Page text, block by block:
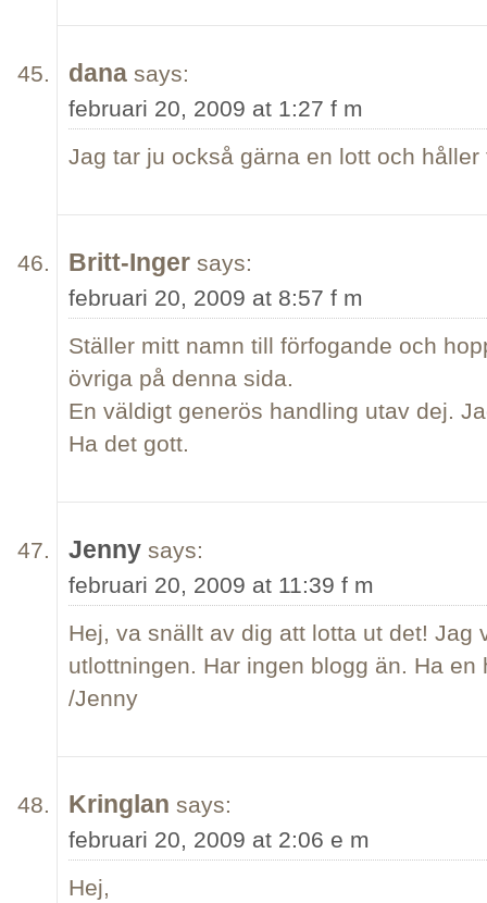
dana says:
februari 20, 2009 at 1:27 f m
Jag tar ju också gärna en lott och håller
Britt-Inger says:
februari 20, 2009 at 8:57 f m
Ställer mitt namn till förfogande och
övriga på denna sida.
En väldigt generös handling utav dej.
Ha det gott.
Jenny says:
februari 20, 2009 at 11:39 f m
Hej, va snällt av dig att lotta ut det! Jag
utlottningen. Har ingen blogg än. Ha en
/Jenny
Kringlan says:
februari 20, 2009 at 2:06 e m
Hej,